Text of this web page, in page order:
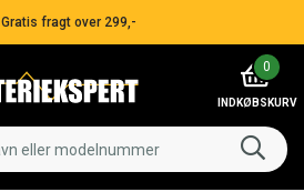
Gratis fragt over 299,-
0
INDKØBSKURV